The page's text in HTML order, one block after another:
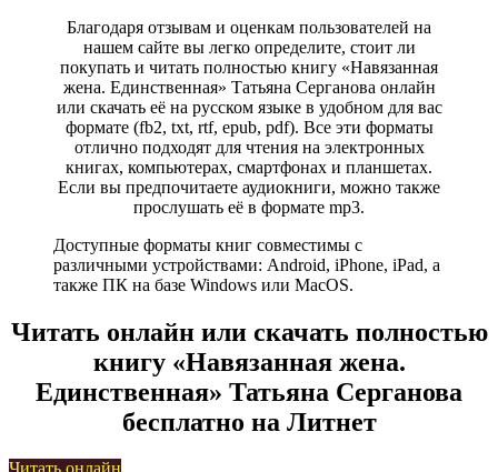
Благодаря отзывам и оценкам пользователей на
нашем сайте вы легко определите, стоит ли
покупать и читать полностью книгу «Навязанная
жена. Единственная» Татьяна Серганова онлайн
или скачать её на русском языке в удобном для вас
формате (fb2, txt, rtf, epub, pdf). Все эти форматы
отлично подходят для чтения на электронных
книгах, компьютерах, смартфонах и планшетах.
Если вы предпочитаете аудиокниги, можно также
прослушать её в формате mp3.
Доступные форматы книг совместимы с
различными устройствами: Android, iPhone, iPad, а
также ПК на базе Windows или MacOS.
Читать онлайн или скачать полностью
книгу «Навязанная жена.
Единственная» Татьяна Серганова
бесплатно на Литнет